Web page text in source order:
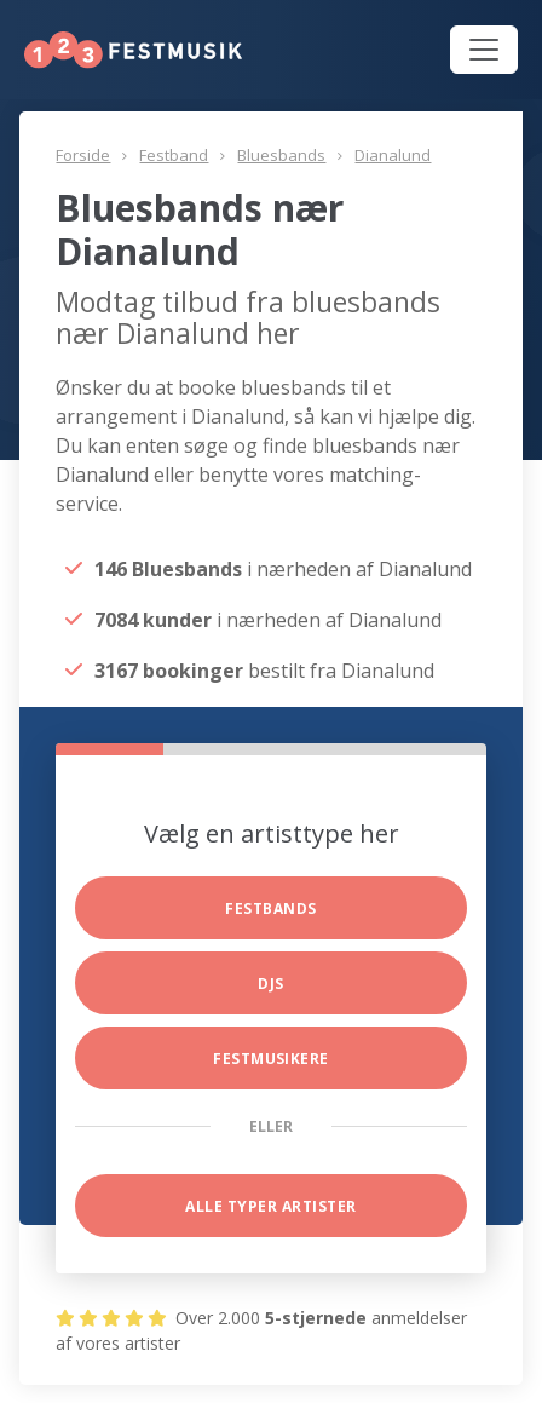
Forside Festband Bluesbands Dianalund
Bluesbands nær
Dianalund
Modtag tilbud fra bluesbands
nær Dianalund her
Ønsker du at booke bluesbands til et
arrangement i Dianalund, så kan vi hjælpe dig.
Du kan enten søge og finde bluesbands nær
Dianalund eller benytte vores matching-
service.
146 Bluesbands i nærheden af Dianalund
7084 kunder i nærheden af Dianalund
3167 bookinger bestilt fra Dianalund
Vælg en artisttype her
FESTBANDS
DJS
FESTMUSIKERE
ELLER
ALLE TYPER ARTISTER
Over 2.0005-stjernede anmeldelser
af vores artister